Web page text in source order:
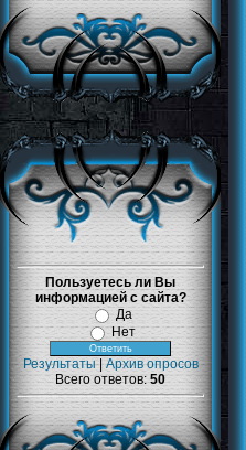
Пользуетесь ли Вы
информацией с сайта?
Да
Нет
Результаты| Архив опросов
Всего ответов: 50